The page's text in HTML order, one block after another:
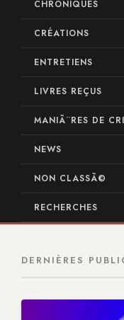
CHRONIQUES
CRÉATIONS
ENTRETIENS
LIVRES REÇUS
MANIÃ¨RES DE
NEWS
NON CLASSÃ©
RECHERCHES
DERNIÈRES